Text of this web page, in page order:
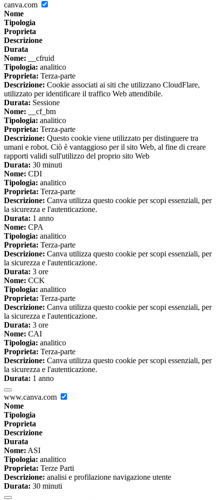
canva.com
Nome
Tipologia
Proprieta
Descrizione
Durata
Nome: __cfruid
Tipologia: analitico
Proprieta: Terza-parte
Descrizione: Cookie associati ai siti che utilizzano CloudFlare,
utilizzato per identificare il traffico Web attendibile.
Durata: Sessione
Nome: __cf_bm
Tipologia: analitico
Proprieta: Terza-parte
Descrizione: Questo cookie viene utilizzato per distinguere tra
umani e robot. Ciò è vantaggioso per il sito Web, al fine di creare
rapporti validi sull'utilizzo del proprio sito Web
Durata: 30 minuti
Nome: CDI
Tipologia: analitico
Proprieta: Terza-parte
Descrizione: Canva utilizza questo cookie per scopi essenziali, per
la sicurezza e l'autenticazione.
Durata: 1 anno
Nome: CPA
Tipologia: analitico
Proprieta: Terza-parte
Descrizione: Canva utilizza questo cookie per scopi essenziali, per
la sicurezza e l'autenticazione.
Durata: 3 ore
Nome: CCK
Tipologia: analitico
Proprieta: Terza-parte
Descrizione: Canva utilizza questo cookie per scopi essenziali, per
la sicurezza e l'autenticazione.
Durata: 3 ore
Nome: CAI
Tipologia: analitico
Proprieta: Terza-parte
Descrizione: Canva utilizza questo cookie per scopi essenziali, per
la sicurezza e l'autenticazione.
Durata: 1 anno
www.canva.com
Nome
Tipologia
Proprieta
Descrizione
Durata
Nome: ASI
Tipologia: analitico
Proprieta: Terze Parti
Descrizione: analisi e profilazione navigazione utente
Durata: 30 minuti